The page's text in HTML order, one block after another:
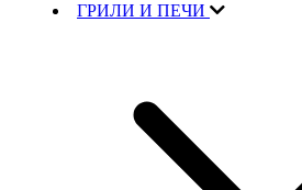
ГРИЛИ И ПЕЧИ